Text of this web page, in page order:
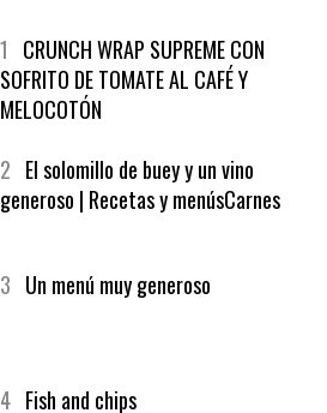
1CRUNCH WRAP SUPREME CON
SOFRITO DE TOMATE AL CAFÉ Y
MELOCOTÓN
2El solomillo de buey y un vino